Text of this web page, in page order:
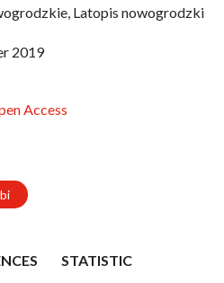
Latopis nowogrodzki
2019
Access
STATISTIC